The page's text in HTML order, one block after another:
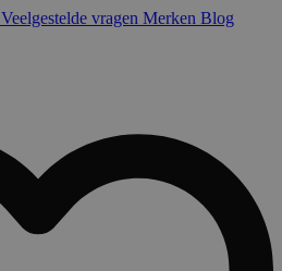
Veelgestelde vragen Merken Blog